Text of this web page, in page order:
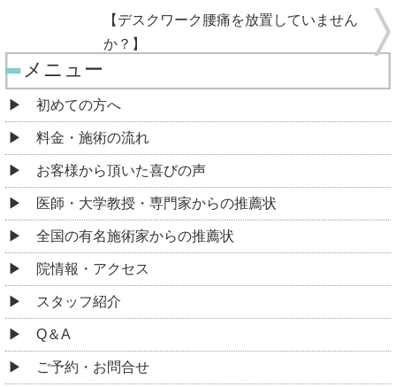
【デスクワーク腰痛を放置していません
か？】
メニュー
初めての方へ
料金・施術の流れ
お客様から頂いた喜びの声
医師・大学教授・専門家からの推薦状
全国の有名施術家からの推薦状
院情報・アクセス
スタッフ紹介
Q＆A
ご予約・お問合せ